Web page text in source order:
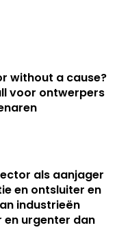
without a cause?
voor ontwerpers
als aanjager
en ontsluiter en
industrieën
en urgenter dan